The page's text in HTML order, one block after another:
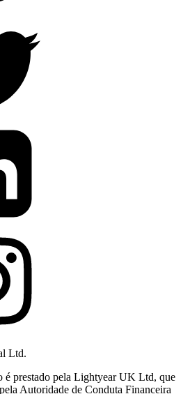
Ltd.
prestado pela Lightyear UK Ltd, que
Autoridade de Conduta Financeira